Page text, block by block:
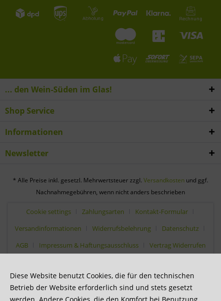
... den Wein-Süden im Glas!
Shop Service
Informationen
Newsletter
* Alle Preise inkl. gesetzl. Mehrwertsteuer zzgl. Versandkosten und ggf.
Nachnahmegebühren, wenn nicht anders beschrieben
Cookie settings Zahlungsarten
Kontakt-Formular
Versandinformationen
Widerrufsbelehrung
Datenschutz
AGB
Impressum & Haftungsausschluss Vertrag Widerrufen
Diese Website benutzt Cookies, die für den technischen
Betrieb der Website erforderlich sind und stets gesetzt